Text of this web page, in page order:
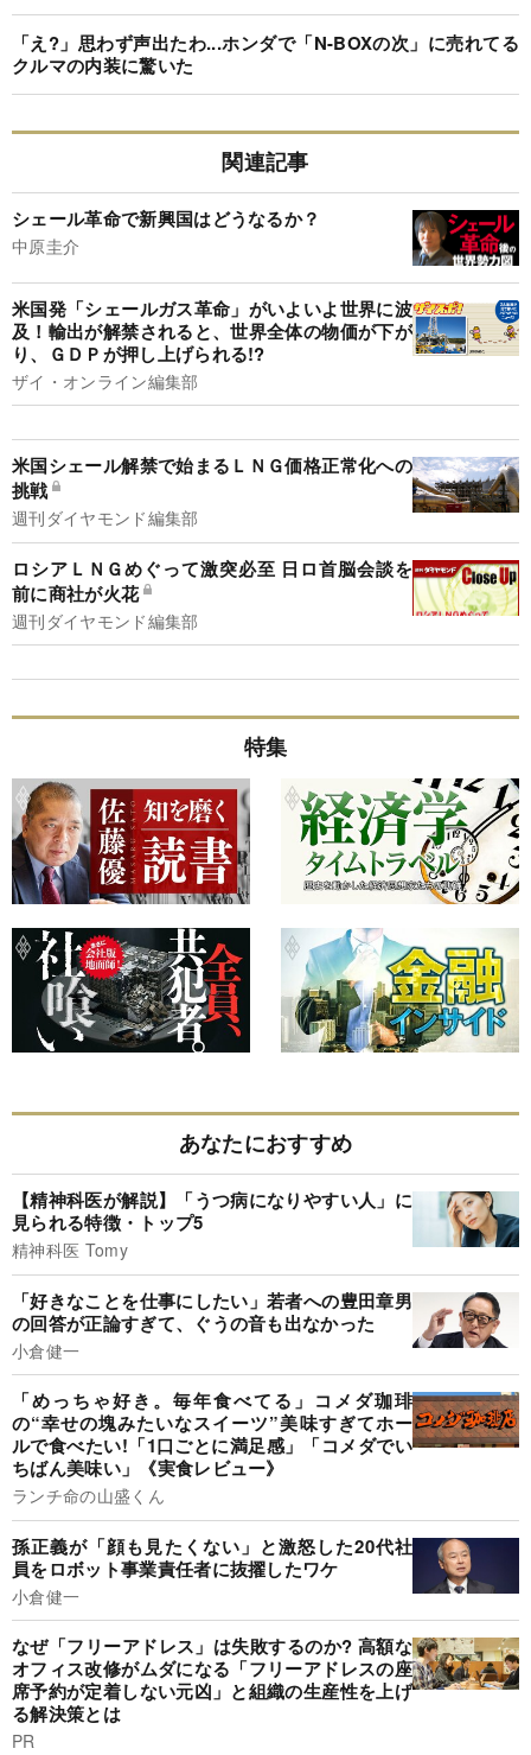
「え?」思わず声出たわ...ホンダで「N-BOXの次」に売れてる
クルマの内装に驚いた
関連記事
シェール革命で新興国はどうなるか？
中原圭介
米国発「シェールガス革命」がいよいよ世界に波
及！輸出が解禁されると、世界全体の物価が下が
り、ＧＤＰが押し上げられる!?
ザイ・オンライン編集部
米国シェール解禁で始まるＬＮＧ価格正常化への
挑戦
週刊ダイヤモンド編集部
ロシアＬＮＧめぐって激突必至 日ロ首脳会談を
前に商社が火花
週刊ダイヤモンド編集部
特集
あなたにおすすめ
【精神科医が解説】「うつ病になりやすい人」に
見られる特徴・トップ5
精神科医 Tomy
「好きなことを仕事にしたい」若者への豊田章男
の回答が正論すぎて、ぐうの音も出なかった
小倉健一
「めっちゃ好き。毎年食べてる」コメダ珈琲
の“幸せの塊みたいなスイーツ”美味すぎてホー
ルで食べたい!「1口ごとに満足感」「コメダでい
ちばん美味い」《実食レビュー》
ランチ命の山盛くん
孫正義が「顔も見たくない」と激怒した20代社
員をロボット事業責任者に抜擢したワケ
小倉健一
なぜ「フリーアドレス」は失敗するのか? 高額な
オフィス改修がムダになる「フリーアドレスの座
席予約が定着しない元凶」と組織の生産性を上げ
る解決策とは
PR